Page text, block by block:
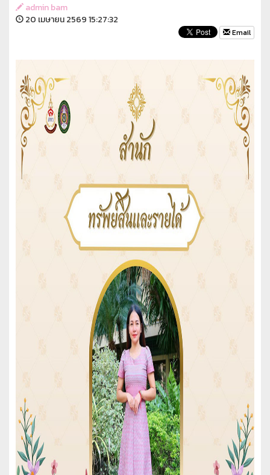
admin bam
20 เมษายน 2569 15:27:32
Email